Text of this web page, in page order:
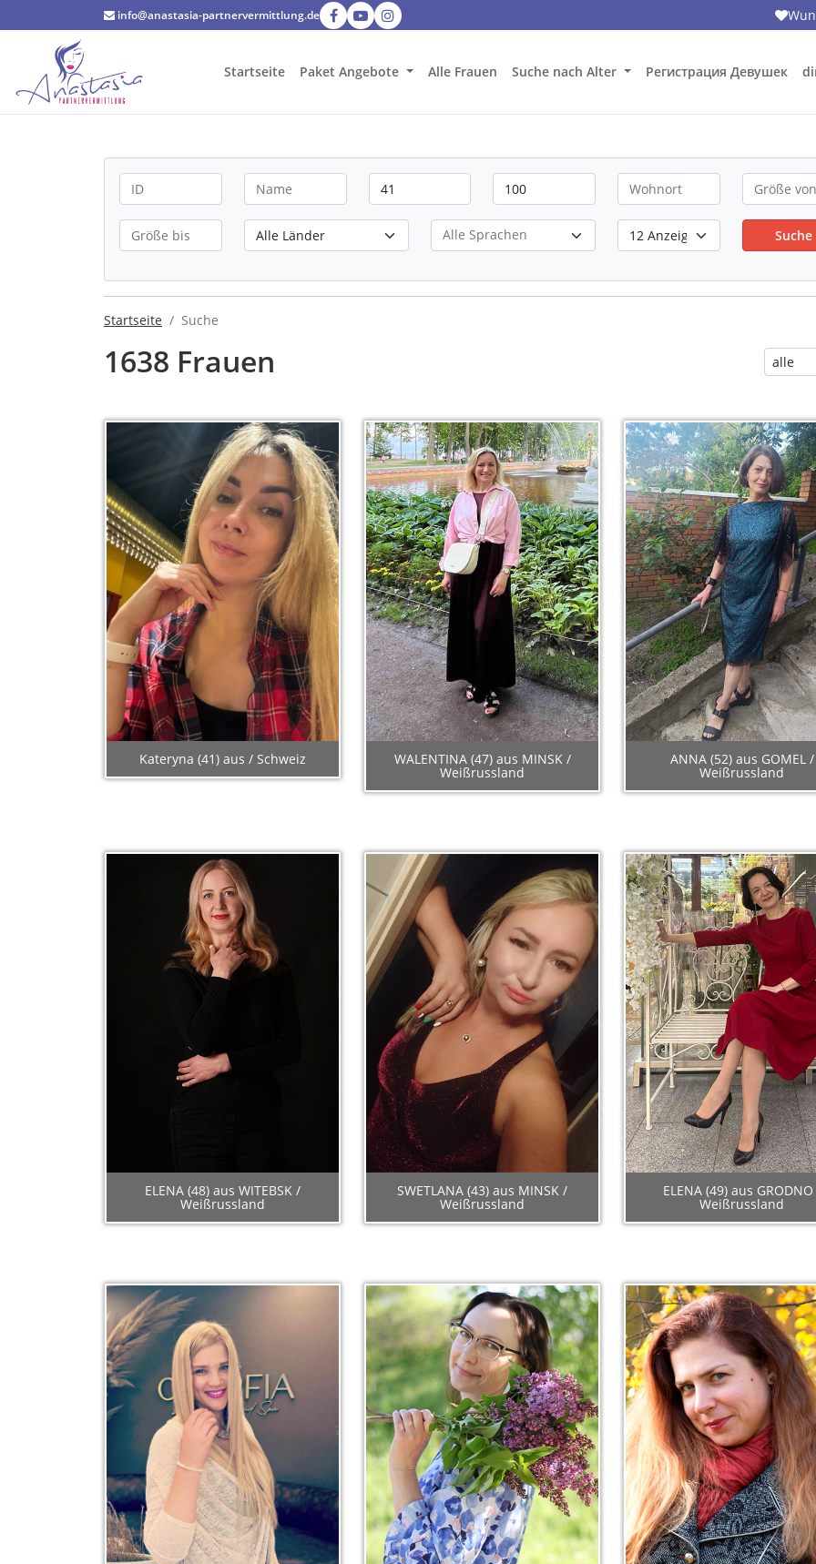
info@anastasia-partnervermittlung.de
Startseite Paket Angebote Alle Frauen Suche nach Alter Регистрация Девушек
Suche
Startseite Suche
1638 Frauen
Kateryna (41) aus / Schweiz WALENTINA (47) aus MINSK /
Weißrussland
ANNA (52) aus GOMEL /
Weißrussland
ELENA (48) aus WITEBSK /
Weißrussland
SWETLANA (43) aus MINSK /
Weißrussland
ELENA (49) aus
Weißrussland